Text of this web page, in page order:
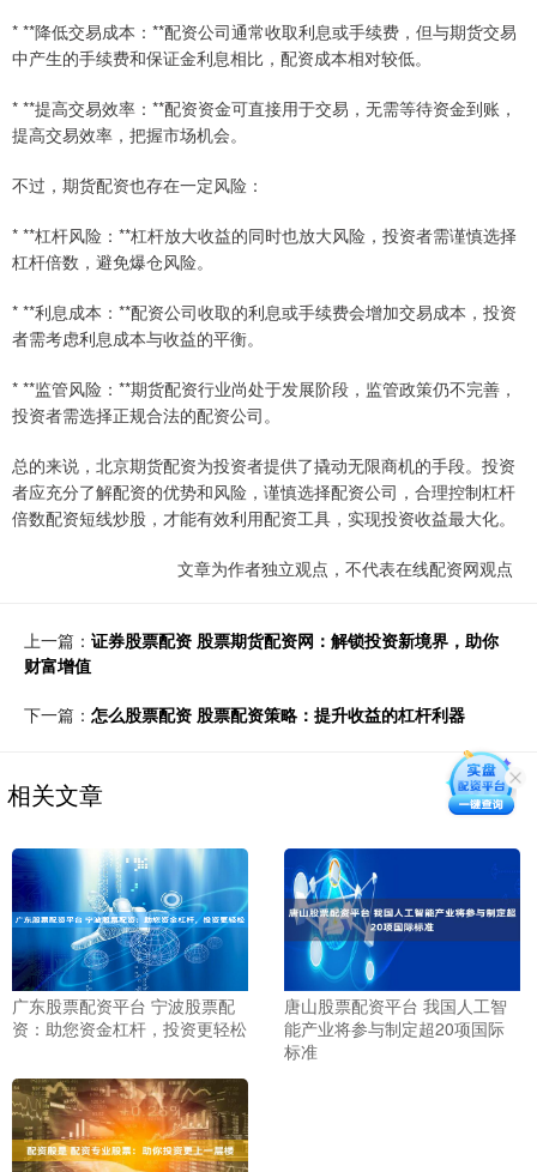
* **降低交易成本：**配资公司通常收取利息或手续费，但与期货交易
中产生的手续费和保证金利息相比，配资成本相对较低。
* **提高交易效率：**配资资金可直接用于交易，无需等待资金到账，
提高交易效率，把握市场机会。
不过，期货配资也存在一定风险：
* **杠杆风险：**杠杆放大收益的同时也放大风险，投资者需谨慎选择
杠杆倍数，避免爆仓风险。
* **利息成本：**配资公司收取的利息或手续费会增加交易成本，投资
者需考虑利息成本与收益的平衡。
* **监管风险：**期货配资行业尚处于发展阶段，监管政策仍不完善，
投资者需选择正规合法的配资公司。
总的来说，北京期货配资为投资者提供了撬动无限商机的手段。投资
者应充分了解配资的优势和风险，谨慎选择配资公司，合理控制杠杆
倍数配资短线炒股，才能有效利用配资工具，实现投资收益最大化。
文章为作者独立观点，不代表在线配资网观点
上一篇： 证券股票配资 股票期货配资网：解锁投资新境界，助你
财富增值
下一篇： 怎么股票配资 股票配资策略：提升收益的杠杆利器
相关文章
广东股票配资平台 宁波股票配
资：助您资金杠杆，投资更轻松
唐山股票配资平台 我国人工智
能产业将参与制定超20项国际
标准